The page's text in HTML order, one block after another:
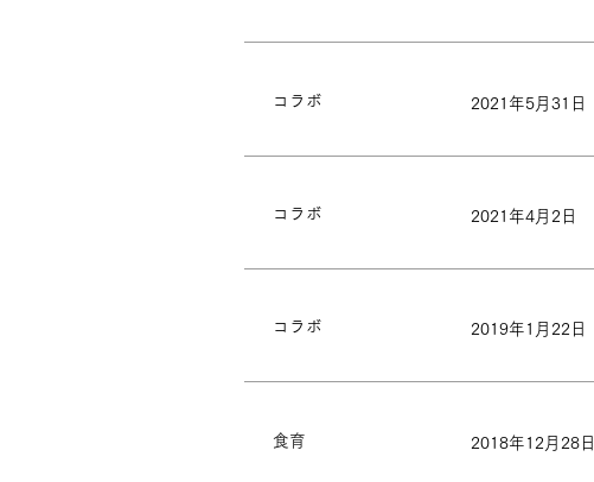
コラボ 2021年5月31日
コラボ 2021年4月2日
コラボ 2019年1月22日
食育 2018年12月28日